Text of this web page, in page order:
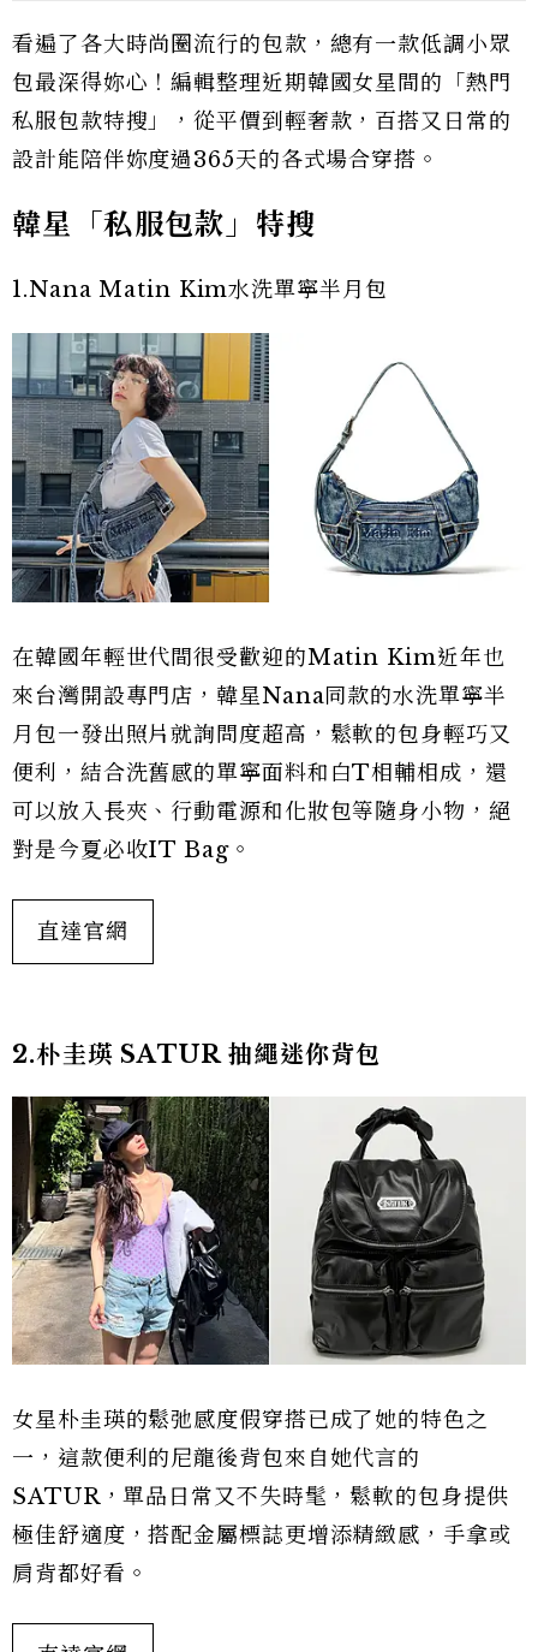
看遍了各大時尚圈流行的包款，總有一款低調小眾
包最深得妳心！編輯整理近期韓國女星間的「熱門
私服包款特搜」，從平價到輕奢款，百搭又日常的
設計能陪伴妳度過365天的各式場合穿搭。
韓星「私服包款」特搜
1.Nana Matin Kim水洗單寧半月包
在韓國年輕世代間很受歡迎的Matin Kim近年也
來台灣開設專門店，韓星Nana同款的水洗單寧半
月包一發出照片就詢問度超高，鬆軟的包身輕巧又
便利，結合洗舊感的單寧面料和白T相輔相成，還
可以放入長夾、行動電源和化妝包等隨身小物，絕
對是今夏必收IT Bag。
直達官網
2.朴圭瑛 SATUR 抽繩迷你背包
女星朴圭瑛的鬆弛感度假穿搭已成了她的特色之
一，這款便利的尼龍後背包來自她代言的
SATUR，單品日常又不失時髦，鬆軟的包身提供
極佳舒適度，搭配金屬標誌更增添精緻感，手拿或
肩背都好看。